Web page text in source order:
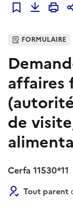
Ajouter à mes
FORMULAIRE
affaires
de
Cerfa 11530*11
Tout parent